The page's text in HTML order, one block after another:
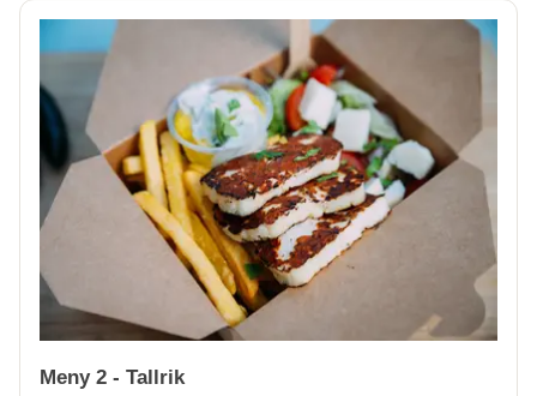
Meny 2 - Tallrik